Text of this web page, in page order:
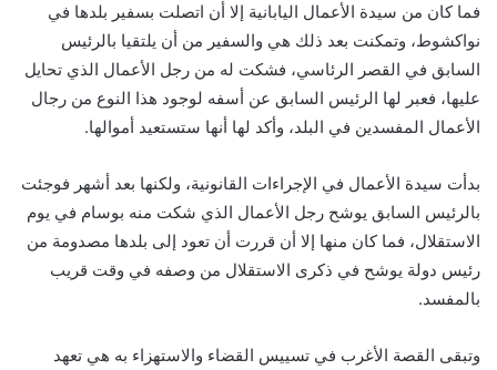
فما كان من سيدة الأعمال اليابانية إلا أن اتصلت بسفير بلدها في
نواكشوط، وتمكنت بعد ذلك هي والسفير من أن يلتقيا بالرئيس
السابق في القصر الرئاسي، فشكت له من رجل الأعمال الذي تحايل
عليها، فعبر لها الرئيس السابق عن أسفه لوجود هذا النوع من رجال
الأعمال المفسدين في البلد، وأكد لها أنها ستستعيد أموالها.
بدأت سيدة الأعمال في الإجراءات القانونية، ولكنها بعد أشهر فوجئت
بالرئيس السابق يوشح رجل الأعمال الذي شكت منه بوسام في يوم
الاستقلال، فما كان منها إلا أن قررت أن تعود إلى بلدها مصدومة من
رئيس دولة يوشح في ذكرى الاستقلال من وصفه في وقت قريب
بالمفسد.
وتبقى القصة الأغرب في تسييس القضاء والاستهزاء به هي تعهد